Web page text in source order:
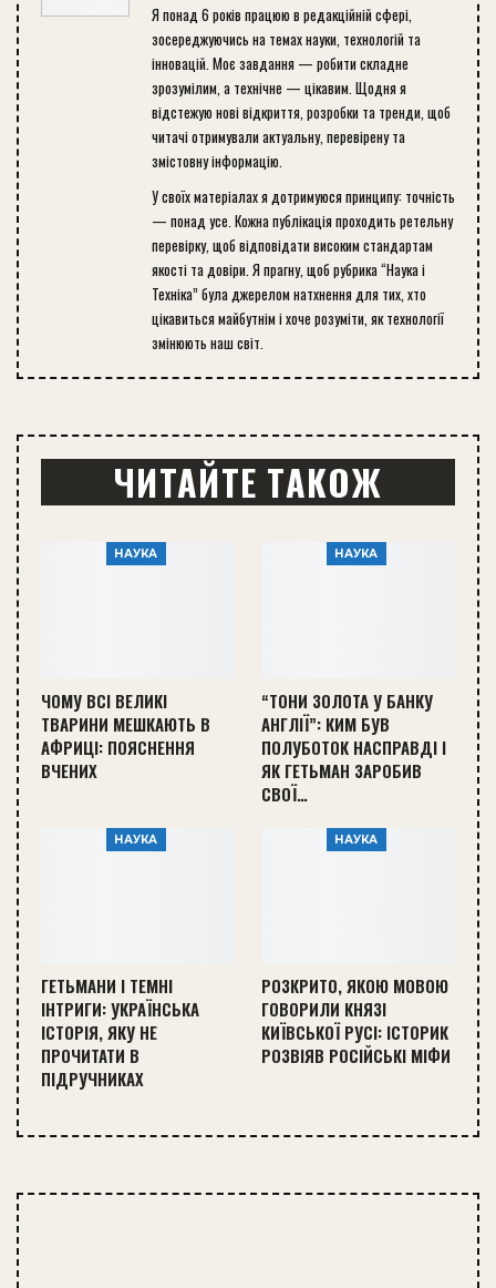
Я понад 6 років працюю в редакційній сфері,
зосереджуючись на темах науки, технологій та
інновацій. Моє завдання — робити складне
зрозумілим, а технічне — цікавим. Щодня я
відстежую нові відкриття, розробки та тренди, щоб
читачі отримували актуальну, перевірену та
змістовну інформацію.
У своїх матеріалах я дотримуюся принципу: точність
— понад усе. Кожна публікація проходить ретельну
перевірку, щоб відповідати високим стандартам
якості та довіри. Я прагну, щоб рубрика “Наука і
Техніка” була джерелом натхнення для тих, хто
цікавиться майбутнім і хоче розуміти, як технології
змінюють наш світ.
ЧИТАЙТЕ ТАКОЖ
НАУКА
ЧОМУ ВСІ ВЕЛИКІ
ТВАРИНИ МЕШКАЮТЬ В
АФРИЦІ: ПОЯСНЕННЯ
ВЧЕНИХ
НАУКА
“ТОНИ ЗОЛОТА У БАНКУ
АНГЛІЇ”: КИМ БУВ
ПОЛУБОТОК НАСПРАВДІ І
ЯК ГЕТЬМАН ЗАРОБИВ
СВОЇ…
НАУКА
ГЕТЬМАНИ І ТЕМНІ
ІНТРИГИ: УКРАЇНСЬКА
ІСТОРІЯ, ЯКУ НЕ
ПРОЧИТАТИ В
ПІДРУЧНИКАХ
НАУКА
РОЗКРИТО, ЯКОЮ МОВОЮ
ГОВОРИЛИ КНЯЗІ
КИЇВСЬКОЇ РУСІ: ІСТОРИК
РОЗВІЯВ РОСІЙСЬКІ МІФИ